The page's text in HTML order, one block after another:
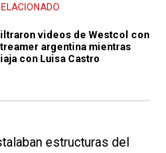
videos de Westcol con
argentina mientras
con Luisa Castro
estructuras del